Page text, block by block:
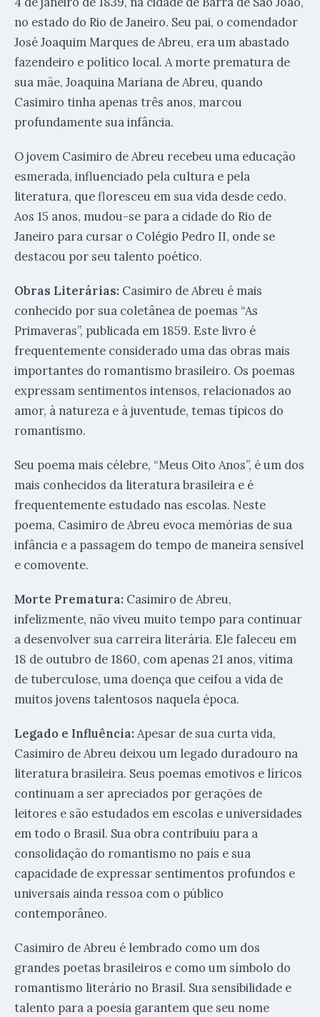
no estado do Rio de Janeiro. Seu pai, o comendador
José Joaquim Marques de Abreu, era um abastado
fazendeiro e político local. A morte prematura de
sua mãe, Joaquina Mariana de Abreu, quando
Casimiro tinha apenas três anos, marcou
profundamente sua infância.
O jovem Casimiro de Abreu recebeu uma educação
esmerada, influenciado pela cultura e pela
literatura, que floresceu em sua vida desde cedo.
Aos 15 anos, mudou-se para a cidade do Rio de
Janeiro para cursar o Colégio Pedro II, onde se
destacou por seu talento poético.
Obras Literárias: Casimiro de Abreu é mais
conhecido por sua coletânea de poemas “As
Primaveras”, publicada em 1859. Este livro é
frequentemente considerado uma das obras mais
importantes do romantismo brasileiro. Os poemas
expressam sentimentos intensos, relacionados ao
amor, à natureza e à juventude, temas típicos do
romantismo.
Seu poema mais célebre, “Meus Oito Anos”, é um dos
mais conhecidos da literatura brasileira e é
frequentemente estudado nas escolas. Neste
poema, Casimiro de Abreu evoca memórias de sua
infância e a passagem do tempo de maneira sensível
e comovente.
Morte Prematura: Casimiro de Abreu,
infelizmente, não viveu muito tempo para continuar
a desenvolver sua carreira literária. Ele faleceu em
18 de outubro de 1860, com apenas 21 anos, vítima
de tuberculose, uma doença que ceifou a vida de
muitos jovens talentosos naquela época.
Legado e Influência:Apesar de sua curta vida,
Casimiro de Abreu deixou um legado duradouro na
literatura brasileira. Seus poemas emotivos e líricos
continuam a ser apreciados por gerações de
leitores e são estudados em escolas e universidades
em todo o Brasil. Sua obra contribuiu para a
consolidação do romantismo no país e sua
capacidade de expressar sentimentos profundos e
universais ainda ressoa com o público
contemporâneo.
Casimiro de Abreu é lembrado como um dos
grandes poetas brasileiros e como um símbolo do
romantismo literário no Brasil. Sua sensibilidade e
talento para a poesia garantem que seu nome